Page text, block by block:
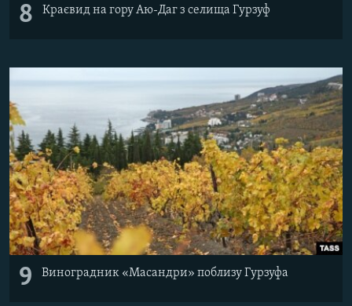
8 Краєвид на гору Аю-Даг з селища Гурзуф
9 Виноградник «Масандри» поблизу Гурзуфа